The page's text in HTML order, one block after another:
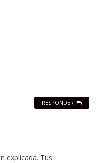
explicada. Tus
RESPONDER